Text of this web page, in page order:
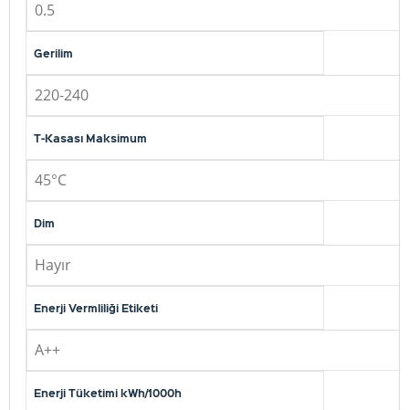
0.5
Gerilim
220-240
T-Kasası Maksimum
45°C
Dim
Hayır
Enerji Vermliliği Etiketi
A++
Enerji Tüketimi kWh/1000h